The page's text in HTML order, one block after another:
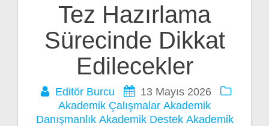
Tez Hazırlama
Sürecinde Dikkat
Edilecekler
Editör Burcu
13 Mayıs 2026
Akademik Çalışmalar Akademik
Danışmanlık Akademik Destek Akademik
gezinmesi